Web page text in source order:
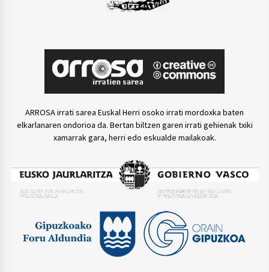
ARROSA irrati sarea Euskal Herri osoko irrati mordoxka baten
elkarlanaren ondorioa da. Bertan biltzen garen irrati gehienak txiki
xamarrak gara, herri edo eskualde mailakoak.